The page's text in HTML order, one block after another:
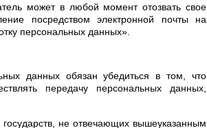
может в любой момент отозвать свое
посредством электронной почты на
персональных данных».
данных обязан убедиться в том, что
передачу персональных данных,
не отвечающих вышеуказанным